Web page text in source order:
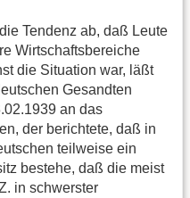
Tendenz ab, daß Leute
Wirtschaftsbereiche
die Situation war, läßt
Gesandten
an das
der berichtete, daß in
teilweise ein
bestehe, daß die meist
in schwerster